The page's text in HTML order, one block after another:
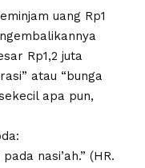
uang Rp1
Rp1,2 juta
atau “bunga
apa pun,
nasi’ah.” (HR.